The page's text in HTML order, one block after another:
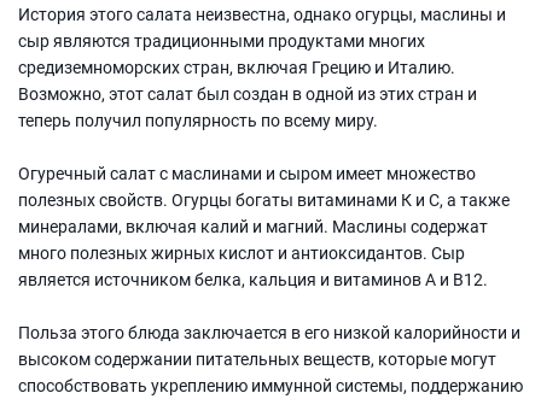
История этого салата неизвестна, однако огурцы, маслины и
сыр являются традиционными продуктами многих
средиземноморских стран, включая Грецию и Италию.
Возможно, этот салат был создан в одной из этих стран и
теперь получил популярность по всему миру.
Огуречный салат с маслинами и сыром имеет множество
полезных свойств. Огурцы богаты витаминами К и С, а также
минералами, включая калий и магний. Маслины содержат
много полезных жирных кислот и антиоксидантов. Сыр
является источником белка, кальция и витаминов A и B12.
Польза этого блюда заключается в его низкой калорийности и
высоком содержании питательных веществ, которые могут
способствовать укреплению иммунной системы, поддержанию